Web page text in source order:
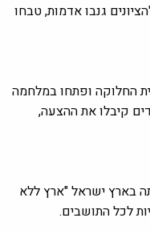
גנבו אדמות, טבחו
החלוקה ופתחו במלחמה
קיבלו את ההצעה,
בארץ ישראל "ארץ ללא
לכל התושבים.